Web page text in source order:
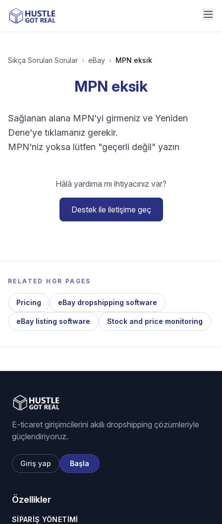
Sıkça Sorulan Sorular › eBay › MPN eksik
MPN eksik
Sağlanan alana MPN'yi girmeniz ve Yeniden
Dene'ye tıklamanız gerekir.
MPN'niz yoksa lütfen "geçerli değil" yazın
Hâlâ yardıma mı ihtiyacınız var?
Destek ile iletişime geç
RELATED HGR PAGES
Pricing eBay dropshipping software
eBay listing software Stock and price monitoring
E-ticaret girişimcilerini akıllı dropshipping çözümleriyle
güçlendiriyoruz.
Giriş yap Başla
Özellikler
SIPARIŞ YÖNETIMI